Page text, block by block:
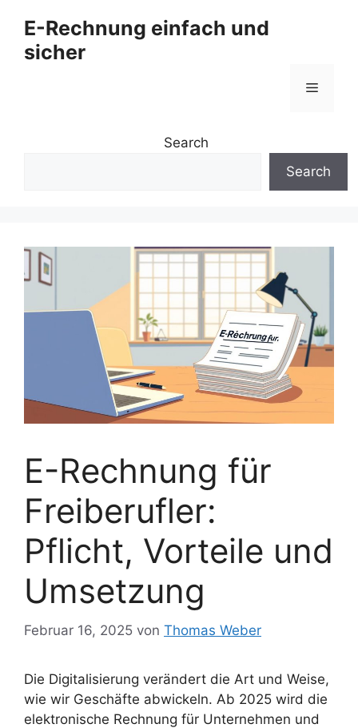
Inhalt
springen
E-Rechnung einfach und
sicher
Menü
Search
Search
E-Rechnung für
Freiberufler:
Pflicht, Vorteile und
Umsetzung
Februar 16, 2025 von Thomas Weber
Die Digitalisierung verändert die Art und Weise,
wie wir Geschäfte abwickeln. Ab 2025 wird die
elektronische Rechnung für Unternehmen und